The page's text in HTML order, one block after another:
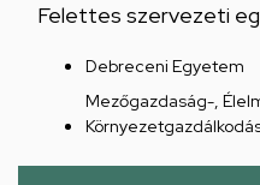
Felettes szervezeti
Debreceni Egyetem
Mezőgazdaság-,